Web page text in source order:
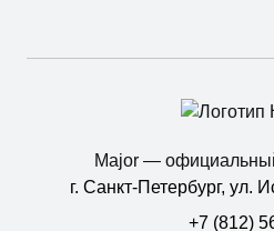
Major —
г. Санкт-Петербург, ул.
+7 (812)